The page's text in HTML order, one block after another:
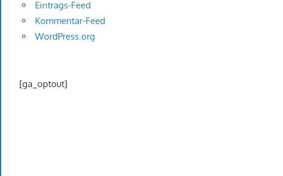
Eintrags-Feed
Kommentar-Feed
WordPress.org
[ga_optout]